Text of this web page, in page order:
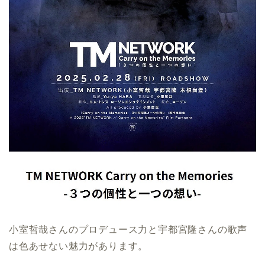
小室哲哉さんのプロデュース力と宇都宮隆さんの歌声
は色あせない魅力があります。